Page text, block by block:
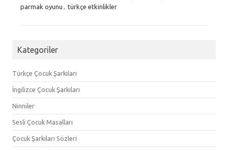
parmak oyunu
türkçe etkinlikler
Kategoriler
Türkçe Çocuk Şarkıları
İngilizce Çocuk Şarkıları
Ninniler
Sesli Çocuk Masalları
Çocuk Şarkıları Sözleri